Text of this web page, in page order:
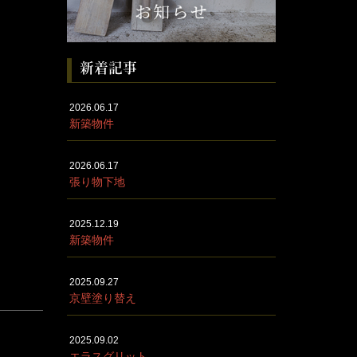
新着記事
2026.06.17
新築物件
2026.06.17
張り物下地
2025.12.19
新築物件
2025.09.27
京壁塗り替え
2025.09.02